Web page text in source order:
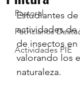
Pastoral
Patricianos
Actividades PIE
Estudiantes
actividades
de insectos
valorando los
naturaleza.